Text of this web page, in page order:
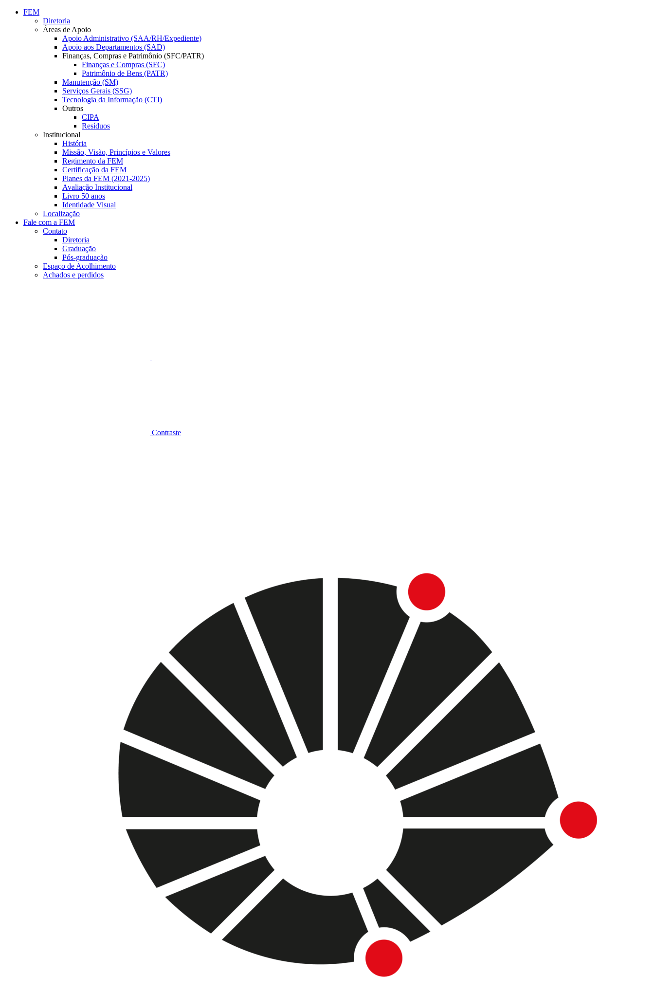
Conteúdo principal
FEM
Diretoria
Áreas de Apoio
Apoio Administrativo (SAA/RH/Expediente)
Apoio aos Departamentos (SAD)
Finanças, Compras e Patrimônio (SFC/PATR)
Finanças e Compras (SFC)
Patrimônio de Bens (PATR)
Manutenção (SM)
Serviços Gerais (SSG)
Tecnologia da Informação (CTI)
Outros
CIPA
Resíduos
Institucional
História
Missão, Visão, Princípios e Valores
Regimento da FEM
Certificação da FEM
Planes da FEM (2021-2025)
Avaliação Institucional
Livro 50 anos
Identidade Visual
Localização
Fale com a FEM
Contato
Diretoria
Graduação
Pós-graduação
Espaço de Acolhimento
Achados e perdidos
Contraste